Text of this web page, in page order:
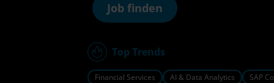
Top Trends
Financial Services AI & Data Analytics SAP